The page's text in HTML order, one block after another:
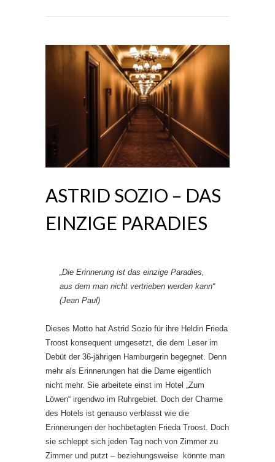
ASTRID SOZIO – DAS
EINZIGE PARADIES
„Die Erinnerung ist das einzige Paradies,
aus dem man nicht vertrieben werden kann“
(Jean Paul)
Dieses Motto hat Astrid Sozio für ihre Heldin Frieda
Troost konsequent umgesetzt, die dem Leser im
Debüt der 36-jährigen Hamburgerin begegnet. Denn
mehr als Erinnerungen hat die Dame eigentlich
nicht mehr. Sie arbeitete einst im Hotel „Zum
Löwen“ irgendwo im Ruhrgebiet. Doch der Charme
des Hotels ist genauso verblasst wie die
Erinnerungen der hochbetagten Frieda Troost. Doch
sie schleppt sich jeden Tag noch von Zimmer zu
Zimmer und putzt – beziehungsweise könnte man